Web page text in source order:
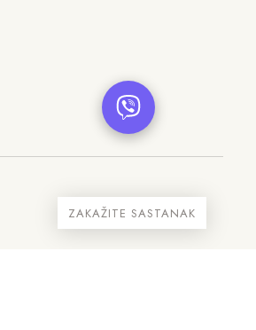
ZAKAŽITE SASTANAK